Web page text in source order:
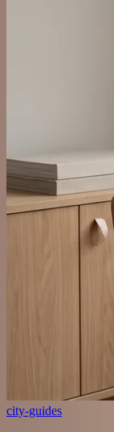
city-guides